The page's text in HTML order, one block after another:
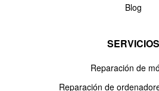
Blog
SERVICIOS
Reparación de
Reparación de